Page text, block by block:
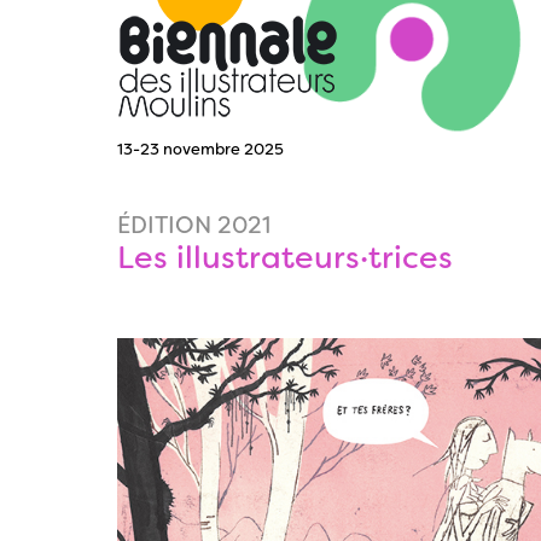
13-23 novembre 2025
ÉDITION 2021
Les illustrateurs·trices